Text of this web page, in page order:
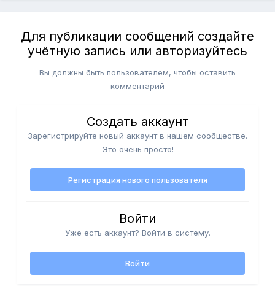
Для публикации сообщений создайте
учётную запись или авторизуйтесь
Вы должны быть пользователем, чтобы оставить
комментарий
Создать аккаунт
Зарегистрируйте новый аккаунт в нашем сообществе.
Это очень просто!
Регистрация нового пользователя
Войти
Уже есть аккаунт? Войти в систему.
Войти